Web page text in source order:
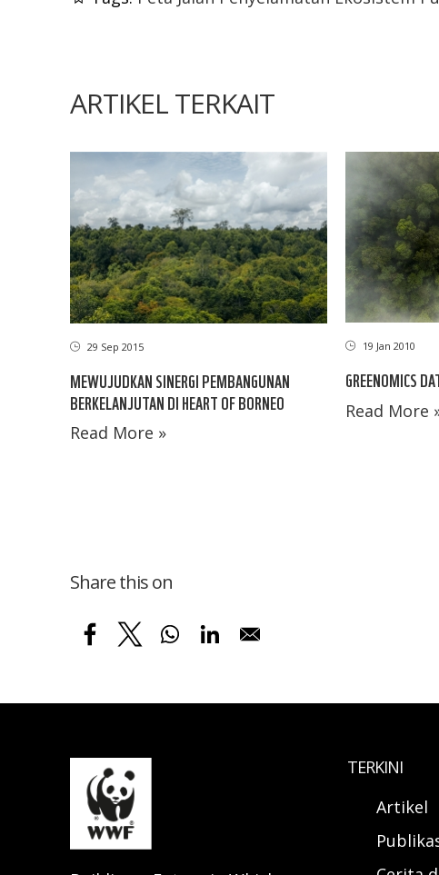
ARTIKEL TERKAIT
29 Sep 2015
MEWUJUDKAN SINERGI PEMBANGUNAN
BERKELANJUTAN DI HEART OF BORNEO
Read More »
19 Jan 2010
GREENOMICS
Read More
Share this on
TERKINI
Artikel